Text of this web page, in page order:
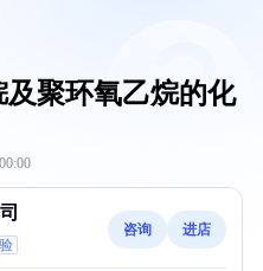
聚环氧乙烷的化
咨询 进店